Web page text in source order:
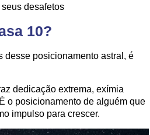
desafetos
10?
desse posicionamento astral, é
dedicação extrema, exímia
o posicionamento de alguém que
impulso para crescer.